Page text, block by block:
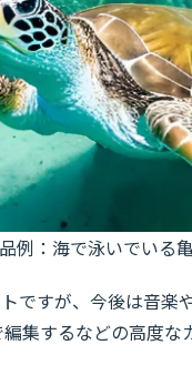
例：海で泳いでいる亀
ですが、今後は音楽
集するなどの高度な